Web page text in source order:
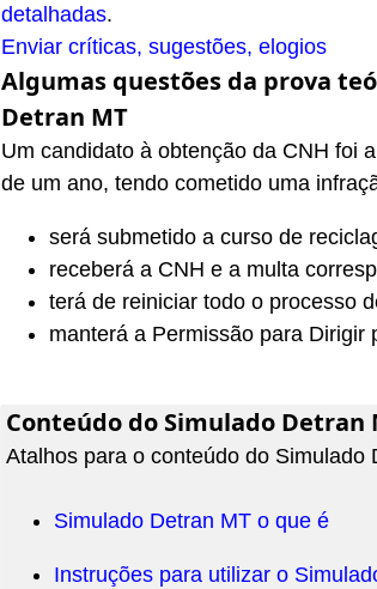
detalhadas.
Enviar críticas, sugestões, elogios
Algumas questões da prova
Detran MT
Um candidato à obtenção da CNH foi
de um ano, tendo cometido uma
será submetido a curso de
receberá a CNH e a multa
terá de reiniciar todo o processo
manterá a Permissão para Dirigir
Conteúdo do Simulado Detran
Atalhos para o conteúdo do Simulado
Simulado Detran MT o que é
Instruções para utilizar o